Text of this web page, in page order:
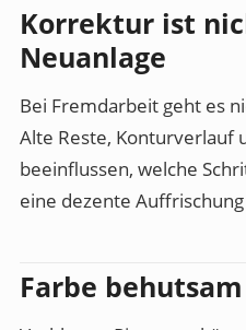
Korrektur ist
Neuanlage
Bei Fremdarbeit geht es
Alte Reste, Konturverlauf
beeinflussen, welche
eine dezente
Farbe